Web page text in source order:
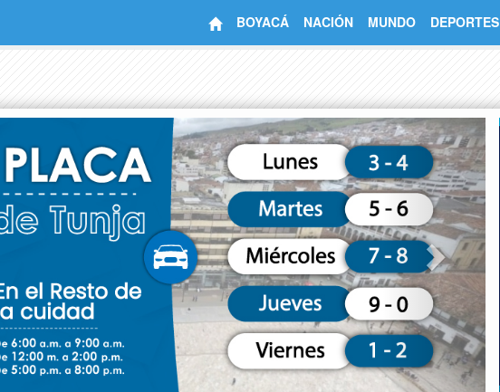
BOYACÁ NACIÓN MUNDO DEPORTES
Next